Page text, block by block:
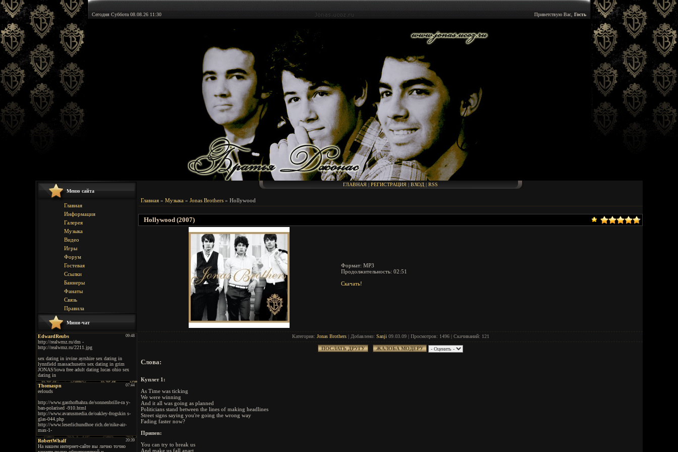
Сегодня Суббота 08.08.26 11:30 Приветствую Вас, Гость
Меню сайта
Главная
Информация
Галерея
Музыка
Видео
Игры
Форум
Гостевая
Ссылки
Баннеры
Фанаты
Связь
Правила
Мини-чат
ГЛАВНАЯ | РЕГИСТРАЦИЯ | ВХОД | RSS
Главная » Музыка » Jonas Brothers » Hollywood
Hollywood (2007)
Формат: MP3
Продолжительность: 02:51
Скачать!
Категория: Jonas Brothers| Добавлено: Sanji 09.03.09 | Просмотров: 1496 | Скачиваний: 121
Слова:
Куплет 1:
As Time was ticking
We were winning
And it all was going as planned
Politicians stand between the lines of making headlines
Street signs saying you're going the wrong way
Fading faster now?
Припев:
You can try to break us
And make us fall apart